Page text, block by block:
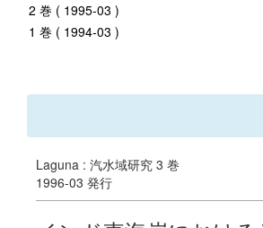
2 巻 ( 1995-03 )
1 巻 ( 1994-03 )
Laguna : 汽水域研究 3 巻
1996-03 発行